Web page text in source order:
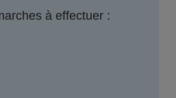
à effectuer :